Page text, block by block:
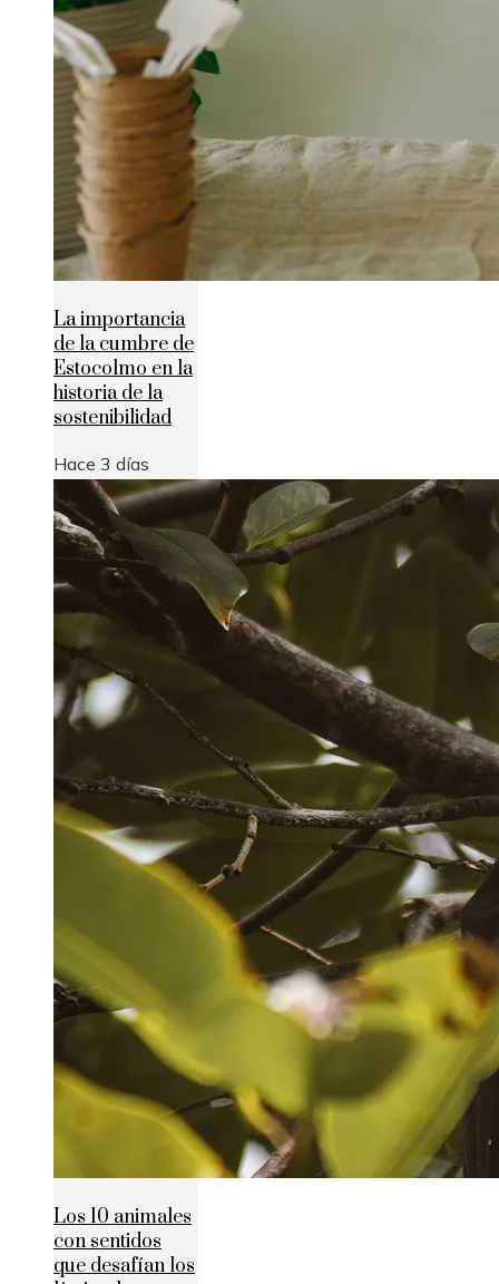
La importancia
de la cumbre de
Estocolmo en la
historia de la
sostenibilidad
Hace 3 días
Los 10 animales
con sentidos
que desafían los